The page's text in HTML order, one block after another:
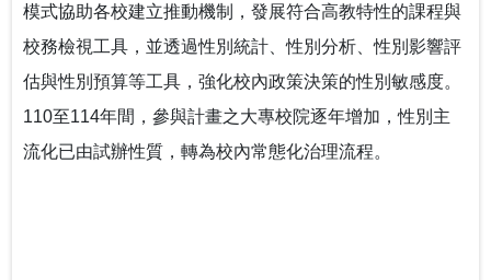
模式協助各校建立推動機制，發展符合高教特性的課程與
校務檢視工具，並透過性別統計、性別分析、性別影響評
估與性別預算等工具，強化校內政策決策的性別敏感度。
110至114年間，參與計畫之大專校院逐年增加，性別主
流化已由試辦性質，轉為校內常態化治理流程。